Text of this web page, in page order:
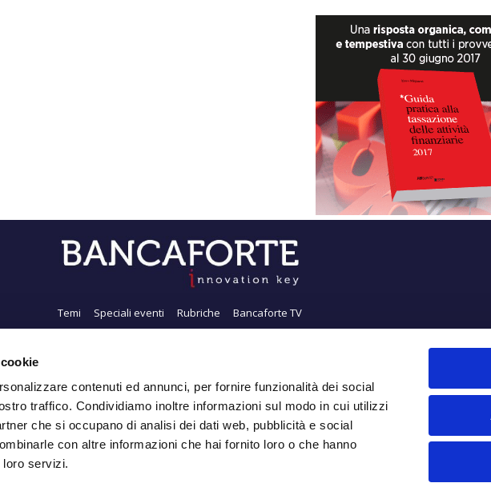
contenuti ed annunci, per fornire funzionalità dei social
traffico. Condividiamo inoltre informazioni sul modo in cui utilizzi
che si occupano di analisi dei dati web, pubblicità e social
con altre informazioni che hai fornito loro o che hanno
servizi.
Temi Speciali eventi Rubriche Bancaforte TV
siamo
Iscriviti alla Newsletter